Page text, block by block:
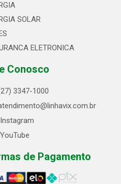
SOLAR
ELETRONICA
Conosco
3347-1000
Instagram
YouTube
de Pagamento